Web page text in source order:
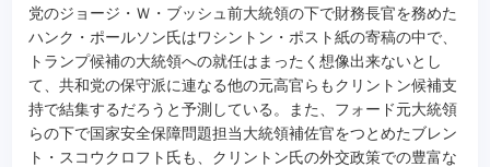
党のジョージ・Ｗ・ブッシュ前大統領の下で財務長官を務めた
ハンク・ポールソン氏はワシントン・ポスト紙の寄稿の中で、
トランプ候補の大統領への就任はまったく想像出来ないとし
て、共和党の保守派に連なる他の元高官らもクリントン候補支
持で結集するだろうと予測している。また、フォード元大統領
らの下で国家安全保障問題担当大統領補佐官をつとめたブレン
ト・スコウクロフト氏も、クリントン氏の外交政策での豊富な